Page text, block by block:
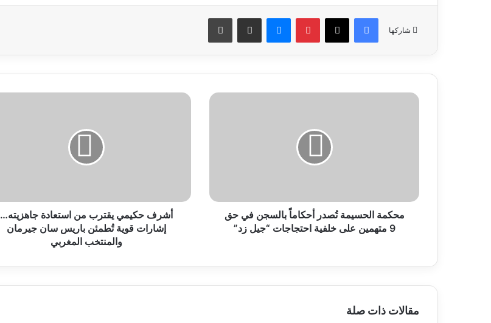
شاركها
فيسبوك ‫X بينتيريستماسنجر مشاركة عبر البريد طباعة
محكمة
متهمين
محكمة الحسيمة تُصدر أحكاماً بالسجن في حق
9 متهمين على خلفية احتجاجات “جيل زد”
أشرف
تُطمئن
باريسأشرف حكيمي يقترب من استعادة جاهزيته…
إشارات قوية تُطمئن باريس سان جيرمان
والمنتخب المغربي
مقالات ذات صلة